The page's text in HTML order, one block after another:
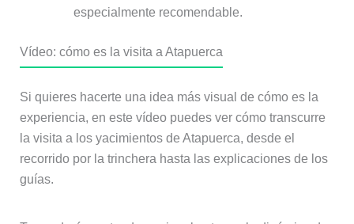
especialmente recomendable.
Vídeo: cómo es la visita a Atapuerca
Si quieres hacerte una idea más visual de cómo es la
experiencia, en este vídeo puedes ver cómo transcurre
la visita a los yacimientos de Atapuerca, desde el
recorrido por la trinchera hasta las explicaciones de los
guías.